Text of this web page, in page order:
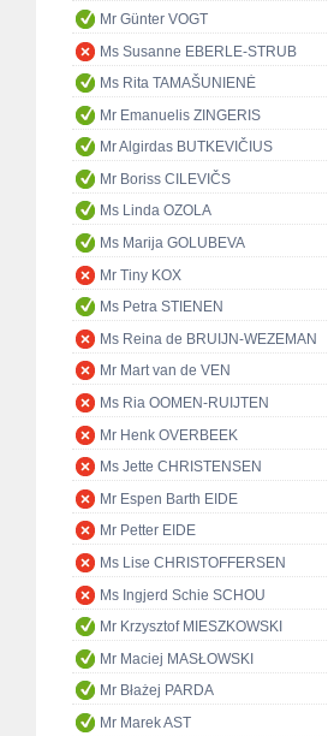
Mr Günter VOGT
Ms Susanne EBERLE-STRUB
Ms Rita TAMAŠUNIENĖ
Mr Emanuelis ZINGERIS
Mr Algirdas BUTKEVIČIUS
Mr Boriss CILEVIČS
Ms Linda OZOLA
Ms Marija GOLUBEVA
Mr Tiny KOX
Ms Petra STIENEN
Ms Reina de BRUIJN-WEZEMAN
Mr Mart van de VEN
Ms Ria OOMEN-RUIJTEN
Mr Henk OVERBEEK
Ms Jette CHRISTENSEN
Mr Espen Barth EIDE
Mr Petter EIDE
Ms Lise CHRISTOFFERSEN
Ms Ingjerd Schie SCHOU
Mr Krzysztof MIESZKOWSKI
Mr Maciej MASŁOWSKI
Mr Błażej PARDA
Mr Marek AST